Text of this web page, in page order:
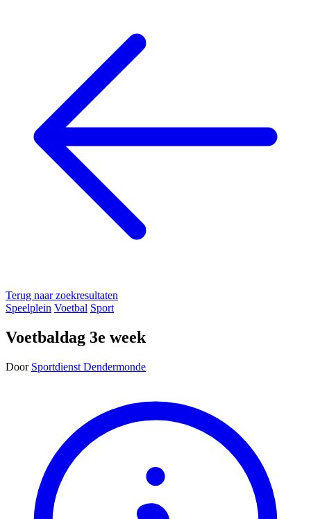
Terug naar zoekresultaten
Speelplein Voetbal Sport
Voetbaldag 3e week
Door Sportdienst Dendermonde